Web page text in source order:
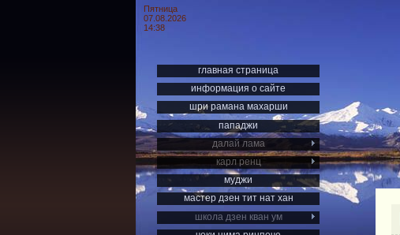
Пятница
07.08.2026
14:38
главная страница
информация о сайте
шри рамана махарши
пападжи
далай лама
карл ренц
муджи
мастер дзен тит нат хан
школа дзен кван ум